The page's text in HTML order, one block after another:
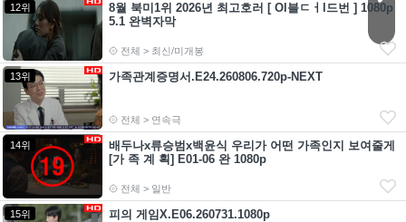
12위
8월 북미1위 2026년 최고호러 [ Ol블ㄷㅓl드번 ] 1080p
5.1 완벽자막
전체 > 최신/미개봉
13위 가족관계증명서.E24.260806.720p-NEXT
전체 > 연속극
14위
배두나x류승범x백윤식 우리가 어떤 가족인지 보여줄게
[가 족 계 획] E01-06 완 1080p
전체 > 일반
15위 피의 게임X.E06.260731.1080p